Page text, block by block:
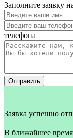
Заполните заявку
телефона
Отправить
Заявка успешно
В ближайшее